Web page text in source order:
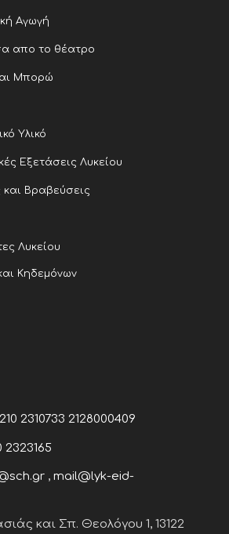
Αγωγή
απο το θέατρο
Μπορώ
Υλικό
Εξετάσεις Λυκείου
και Βραβεύσεις
Λυκείου
Κηδεμόνων
210 2310733 2128000409
2323165
, mail@lyk-eid-
και Σπ. Θεολόγου 1, 13122